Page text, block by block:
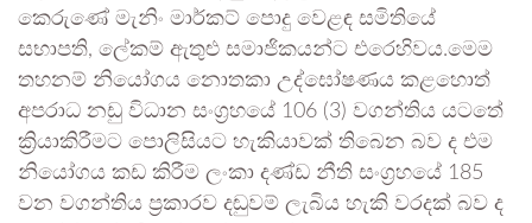
කෙරුණේ මැනිං මාර්කට් පොදු වෙළඳ සමිතියේ
සභාපති, ලේකම් ඇතුළු සමාජිකයන්ට එරෙහිවය.මෙම
තහනම් නියෝගය නොතකා උද්ඝෝෂණය කළහොත්
අපරාධ නඩු විධාන සංග්‍රහයේ 106 (3) වගන්තිය යටතේ
ක්‍රියාකිරීමට පොලිසියට හැකියාවක් තිබෙන බව ද එම
නියෝගය කඩ කිරීම ලංකා දණ්ඩ නීති සංග්‍රහයේ 185
වන වගන්තිය ප්‍රකාරව දඬුවම් ලැබිය හැකි වරදක් බව ද